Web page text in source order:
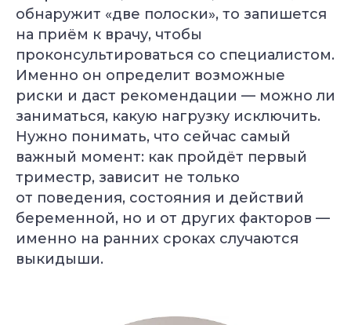
обнаружит «две полоски», то запишется
на приём к врачу, чтобы
проконсультироваться со специалистом.
Именно он определит возможные
риски и даст рекомендации — можно ли
заниматься, какую нагрузку исключить.
Нужно понимать, что сейчас самый
важный момент: как пройдёт первый
триместр, зависит не только
от поведения, состояния и действий
беременной, но и от других факторов —
именно на ранних сроках случаются
выкидыши.